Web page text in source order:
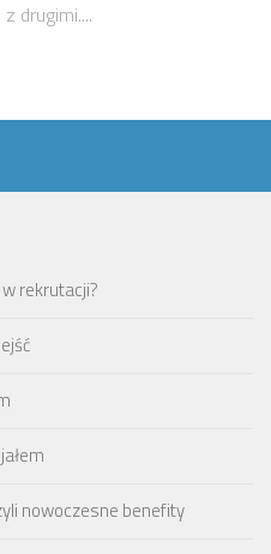
drugimi....
rekrutacji?
nowoczesne benefity